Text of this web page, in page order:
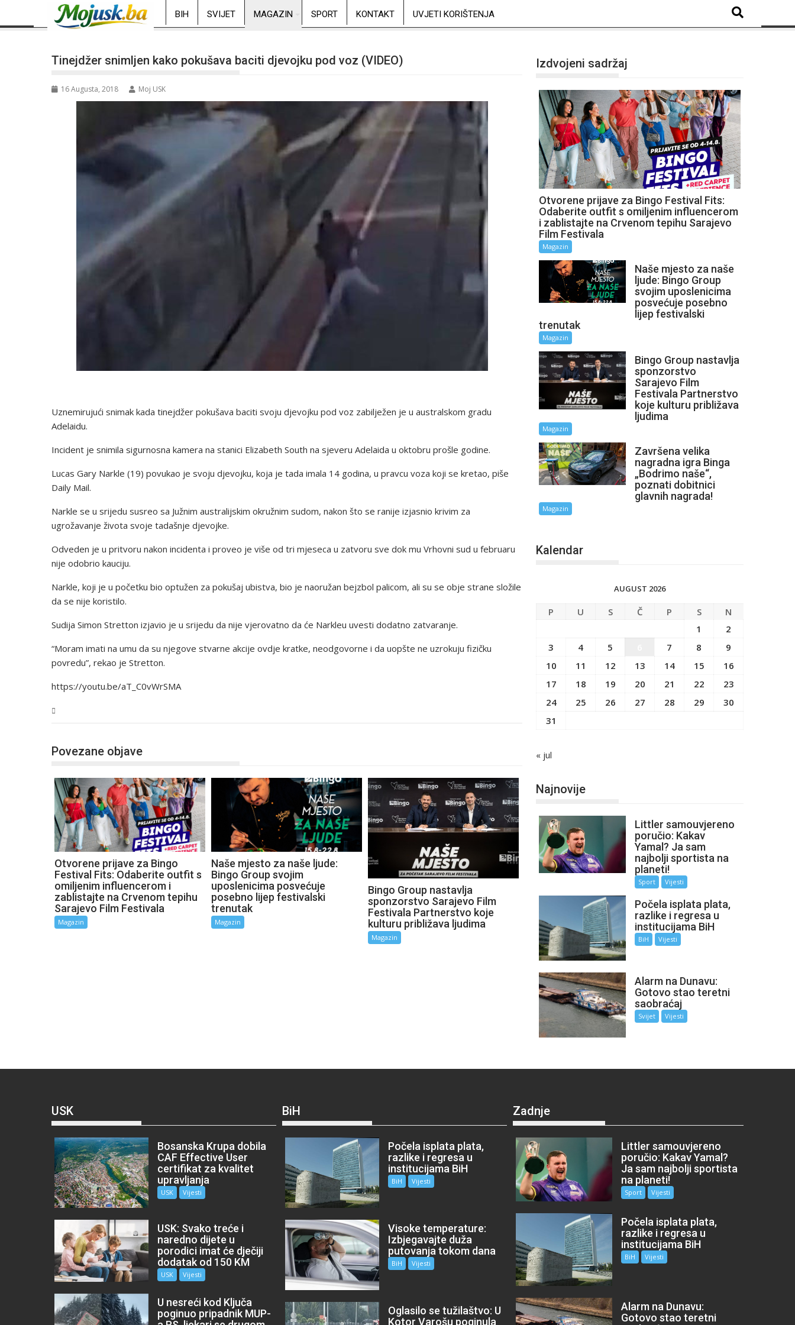
BIH SVIJET MAGAZIN SPORT KONTAKT UVJETI KORIŠTENJA
Tinejdžer snimljen kako pokušava baciti djevojku pod voz (VIDEO)
16 Augusta, 2018 Moj USK
Uznemirujući snimak kada tinejdžer pokušava baciti svoju djevojku pod voz zabilježen je u australskom gradu
Adelaidu.
Incident je snimila sigurnosna kamera na stanici Elizabeth South na sjeveru Adelaida u oktobru prošle godine.
Lucas Gary Narkle (19) povukao je svoju djevojku, koja je tada imala 14 godina, u pravcu voza koji se kretao, piše
Daily Mail.
Narkle se u srijedu susreo sa Južnim australijskim okružnim sudom, nakon što se ranije izjasnio krivim za
ugrožavanje života svoje tadašnje djevojke.
Odveden je u pritvoru nakon incidenta i proveo je više od tri mjeseca u zatvoru sve dok mu Vrhovni sud u februaru
nije odobrio kauciju.
Narkle, koji je u početku bio optužen za pokušaj ubistva, bio je naoružan bejzbol palicom, ali su se obje strane složile
da se nije koristilo.
Sudija Simon Stretton izjavio je u srijedu da nije vjerovatno da će Narkleu uvesti dodatno zatvaranje.
“Moram imati na umu da su njegove stvarne akcije ovdje kratke, neodgovorne i da uopšte ne uzrokuju fizičku
povredu”, rekao je Stretton.
https://youtu.be/aT_C0vWrSMA
Povezane objave
Otvorene prijave za Bingo
Festival Fits: Odaberite outfit s
omiljenim influencerom i
zablistajte na Crvenom tepihu
Sarajevo Film Festivala
Magazin
Naše mjesto za naše ljude:
Bingo Group svojim
uposlenicima posvećuje
posebno lijep festivalski
trenutak
Magazin
Bingo Group nastavlja
sponzorstvo Sarajevo Film
Festivala Partnerstvo koje
kulturu približava ljudima
Magazin
Izdvojeni sadržaj
Otvorene prijave za Bingo Festival Fits:
Odaberite outfit s omiljenim influencerom
i zablistajte na Crvenom tepihu Sarajevo
Film Festivala
Magazin
Naše mjesto za naše
ljude: Bingo Group
svojim uposlenicima
posvećuje posebno
lijep festivalski
trenutak
Magazin
Bingo Group nastavlja
sponzorstvo
Sarajevo Film
Festivala Partnerstvo
koje kulturu približava
ljudima
Magazin
Završena velika
nagradna igra Binga
„Bodrimo naše“,
poznati dobitnici
glavnih nagrada!
Magazin
Kalendar
AUGUST 2026
P U S Č P S
N
1
2
3
4 5 7 8
9
10
11 12 13 14 15
16
17
18 19 20 21 22
23
24
25 26 27 28 29
30
31
« jul
Najnovije
Littler samouvjereno
poručio: Kakav
Yamal? Ja sam
najbolji sportista na
planeti!
Sport Vijesti
Počela isplata plata,
razlike i regresa u
institucijama BiH
BiH Vijesti
Alarm na Dunavu:
Gotovo stao teretni
saobraćaj
Svijet Vijesti
USK
Bosanska Krupa dobila
CAF Effective User
certifikat za kvalitet
upravljanja
USK Vijesti
USK: Svako treće i
naredno dijete u
porodici imat će dječiji
dodatak od 150 KM
USK Vijesti
U nesreći kod Ključa
poginuo pripadnik MUP-
BiH
Počela isplata plata,
razlike i regresa u
institucijama BiH
BiH Vijesti
Visoke temperature:
Izbjegavajte duža
putovanja tokom dana
BiH Vijesti
Oglasilo se tužilaštvo: U
Kotor Varošu poginula
Zadnje
Littler samouvjereno
poručio: Kakav Yamal?
Ja sam najbolji sportista
na planeti!
Sport Vijesti
Počela isplata plata,
razlike i regresa u
institucijama BiH
BiH Vijesti
Alarm na Dunavu:
Gotovo stao teretni